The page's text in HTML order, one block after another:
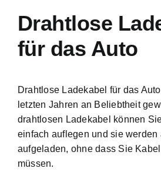
Drahtlose
für das Auto
Drahtlose Ladekabel für das
letzten Jahren an Beliebtheit
drahtlosen Ladekabel können
einfach auflegen und sie werden
aufgeladen, ohne dass Sie
müssen.